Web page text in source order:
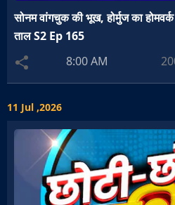
सोनम वांगचुक की भूख, होर्मुज का
ताल S2 Ep 165
8:00 AM
11 Jul ,2026